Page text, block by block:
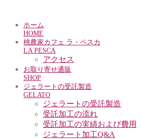
ホーム
HOME
桃農家カフェ ラ・ペスカ
LA PESCA
アクセス
お取り寄せ通販
SHOP
ジェラートの受託製造
GELATO
ジェラートの受託製造
受託加工の流れ
受託加工の実績および費用
ジェラート加工Q&A